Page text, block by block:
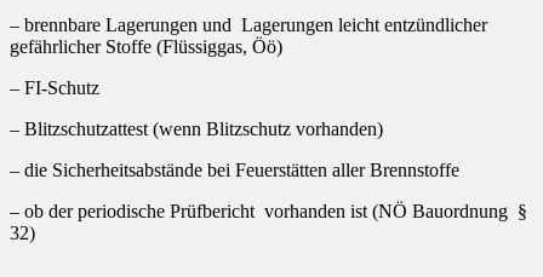
– brennbare Lagerungen und Lagerungen leicht entzündlicher
gefährlicher Stoffe (Flüssiggas, Öö)
– FI-Schutz
– Blitzschutzattest (wenn Blitzschutz vorhanden)
– die Sicherheitsabstände bei Feuerstätten aller Brennstoffe
– ob der periodische Prüfbericht vorhanden ist (NÖ Bauordnung §
32)